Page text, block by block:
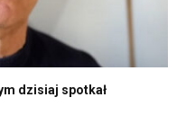
dzisiaj spotkał